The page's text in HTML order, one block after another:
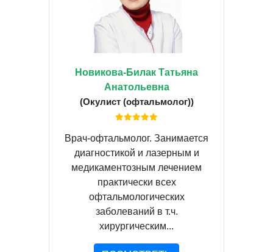
Новикова-Билак Татьяна
Анатольевна
(Окулист (офтальмолог))
Врач-офтальмолог. Занимается
диагностикой и лазерным и
медикаментозным лечением
практически всех
офтальмологических
заболеваний в т.ч.
хирургическим...